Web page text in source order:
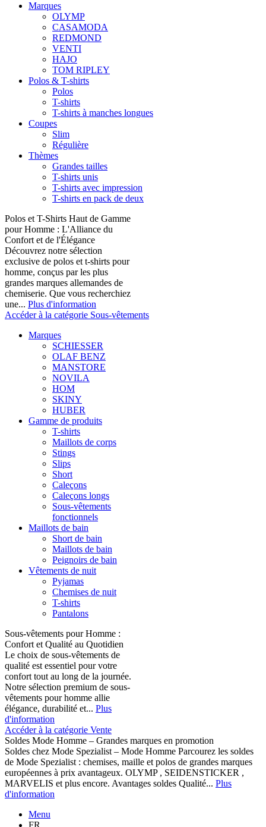
Marques
OLYMP
CASAMODA
REDMOND
VENTI
HAJO
TOM RIPLEY
Polos & T-shirts
Polos
T-shirts
T-shirts à manches longues
Coupes
Slim
Régulière
Thèmes
Grandes tailles
T-shirts unis
T-shirts avec impression
T-shirts en pack de deux
Polos et T-Shirts Haut de Gamme
pour Homme : L'Alliance du
Confort et de l'Élégance
Découvrez notre sélection
exclusive de polos et t-shirts pour
homme, conçus par les plus
grandes marques allemandes de
chemiserie. Que vous recherchiez
une... Plus d'information
Accéder à la catégorie Sous-vêtements
Marques
SCHIESSER
OLAF BENZ
MANSTORE
NOVILA
HOM
SKINY
HUBER
Gamme de produits
T-shirts
Maillots de corps
Stings
Slips
Short
Caleçons
Caleçons longs
Sous-vêtements
fonctionnels
Maillots de bain
Short de bain
Maillots de bain
Peignoirs de bain
Vêtements de nuit
Pyjamas
Chemises de nuit
T-shirts
Pantalons
Sous-vêtements pour Homme :
Confort et Qualité au Quotidien
Le choix de sous-vêtements de
qualité est essentiel pour votre
confort tout au long de la journée.
Notre sélection premium de sous-
vêtements pour homme allie
élégance, durabilité et... Plus
d'information
Accéder à la catégorie Vente
Soldes Mode Homme – Grandes marques en promotion
Soldes chez Mode Spezialist – Mode Homme Parcourez les soldes
de Mode Spezialist : chemises, maille et polos de grandes marques
européennes à prix avantageux. OLYMP , SEIDENSTICKER ,
MARVELIS et plus encore. Avantages soldes Qualité... Plus
d'information
Menu
FR